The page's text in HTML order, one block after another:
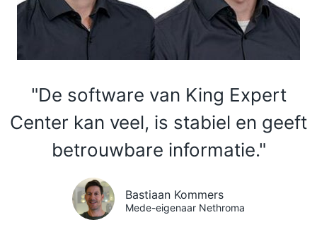
"De software van King Expert
Center kan veel, is stabiel en geeft
betrouwbare informatie."
Bastiaan Kommers
Mede-eigenaar Nethroma